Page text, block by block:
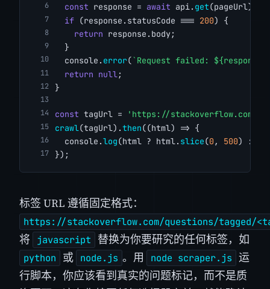
const response = await api. get(pageUrl);
if (response.statusCode === 200) {
return response.body;
  }
  console.
error(`Request failed:
return null;
}
const tagUrl =
'https://stackoverflow.com/
crawl(tagUrl).then((html) => {
  console.
log(html ? html. slice(0 , 500) :
});
标签 URL 遵循固定格式：
https://stackoverflow.com/questions/tagged/
将 javascript 替换为你要研究的任何标签，如
python 或 node.js 。用 node scraper.js 运
行脚本，你应该看到真实的问题标记，而不是质